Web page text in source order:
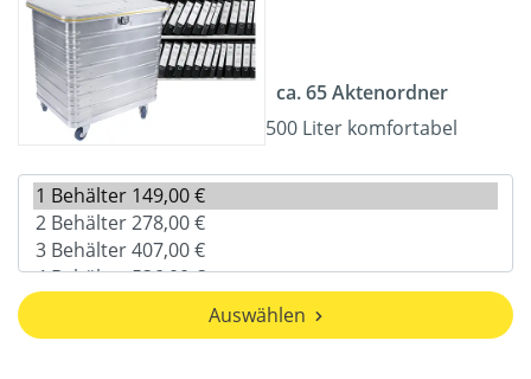
ca. 65 Aktenordner
500 Liter komfortabel
Auswählen